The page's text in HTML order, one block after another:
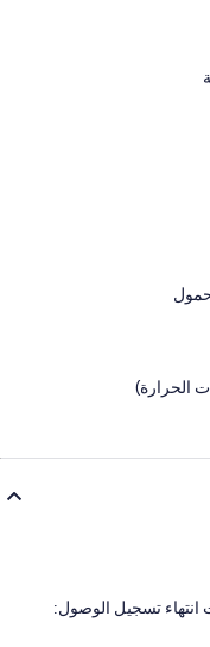
الحرارة)
2 ظهرًا؛ وقت انتهاء تسجيل الوصول: